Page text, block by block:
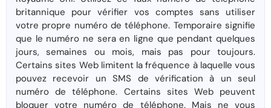
britannique pour vérifier vos comptes sans utiliser
votre propre numéro de téléphone. Temporaire signifie
que le numéro ne sera en ligne que pendant quelques
jours, semaines ou mois, mais pas pour toujours.
Certains sites Web limitent la fréquence à laquelle vous
pouvez recevoir un SMS de vérification à un seul
numéro de téléphone. Certains sites Web peuvent
bloquer votre numéro de téléphone. Mais ne vous